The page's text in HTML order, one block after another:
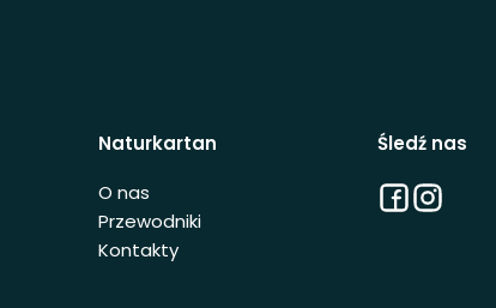
Naturkartan
O nas
Przewodniki
Kontakty
Śledź nas
Facebook
Instagram